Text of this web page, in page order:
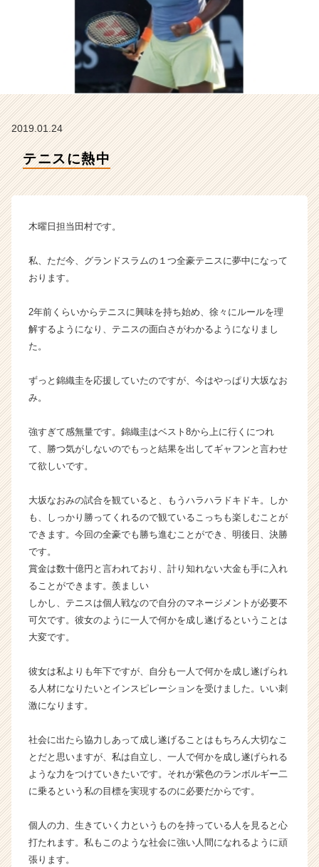
ベ
ン
チ
ャ
ー・
成
カ
届
サ
イ
ア
ア
（C
e
r
a
e
e
r）
2019.01.24
テニスに熱中
木曜日担当田村です。
私、ただ今、グランドスラムの１つ全豪テニスに夢中になって
おります。
2年前くらいからテニスに興味を持ち始め、徐々にルールを理
解するようになり、テニスの面白さがわかるようになりまし
た。
ずっと錦織圭を応援していたのですが、今はやっぱり大坂なお
み。
強すぎて感無量です。錦織圭はベスト8から上に行くにつれ
て、勝つ気がしないのでもっと結果を出してギャフンと言わせ
て欲しいです。
大坂なおみの試合を観ていると、もうハラハラドキドキ。しか
も、しっかり勝ってくれるので観ているこっちも楽しむことが
できます。今回の全豪でも勝ち進むことができ、明後日、決勝
です。
賞金は数十億円と言われており、計り知れない大金も手に入れ
ることができます。羨ましい
しかし、テニスは個人戦なので自分のマネージメントが必要不
可欠です。彼女のように一人で何かを成し遂げるということは
大変です。
彼女は私よりも年下ですが、自分も一人で何かを成し遂げられ
る人材になりたいとインスピレーションを受けました。いい刺
激になります。
社会に出たら協力しあって成し遂げることはもちろん大切なこ
とだと思いますが、私は自立し、一人で何かを成し遂げられる
ような力をつけていきたいです。それが紫色のランボルギー二
に乗るという私の目標を実現するのに必要だからです。
個人の力、生きていく力というものを持っている人を見ると心
打たれます。私もこのような社会に強い人間になれるように頑
張ります。